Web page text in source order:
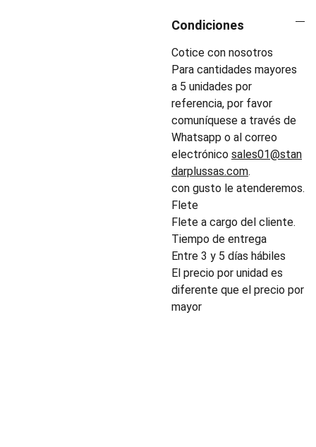
Condiciones
Cotice con nosotros
Para cantidades mayores
a 5 unidades por
referencia, por favor
comuníquese a través de
Whatsapp o al correo
electrónico sales01@stan
darplussas.com.
con gusto le atenderemos.
Flete
Flete a cargo del cliente.
Tiempo de entrega
Entre 3 y 5 días hábiles
El precio por unidad es
diferente que el precio por
mayor